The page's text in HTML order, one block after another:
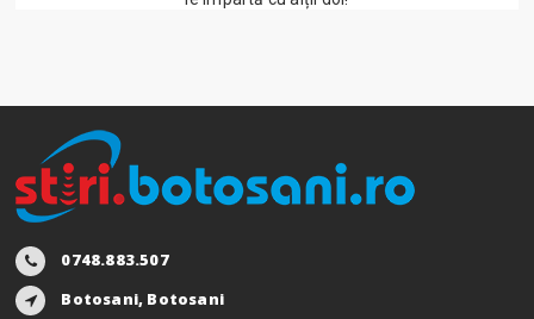
0748.883.507
Botosani, Botosani